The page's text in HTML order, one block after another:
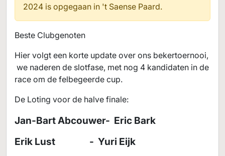
2024 is opgegaan in 't Saense Paard.
Beste Clubgenoten
Hier volgt een korte update over ons bekertoernooi,
we naderen de slotfase, met nog 4 kandidaten in de
race om de felbegeerde cup.
De Loting voor de halve finale:
Jan-Bart Abcouwer- Eric Bark
Erik Lust - Yuri Eijk